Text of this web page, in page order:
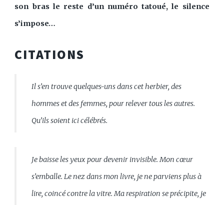
son bras le reste d’un numéro tatoué, le silence
s’impose…
CITATIONS
Il s’en trouve quelques-uns dans cet herbier, des
hommes et des femmes, pour relever tous les autres.
Qu’ils soient ici célébrés.
Je baisse les yeux pour devenir invisible. Mon cœur
s’emballe. Le nez dans mon livre, je ne parviens plus à
lire, coincé contre la vitre. Ma respiration se précipite, je